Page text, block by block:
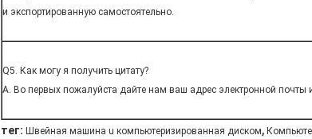
и экспортированную самостоятельно.
Q5. Как могу я получить цитату?
A. Во первых пожалуйста дайте нам ваш адрес электронной почты
тег: Швейная машина u компьютеризированная диском,